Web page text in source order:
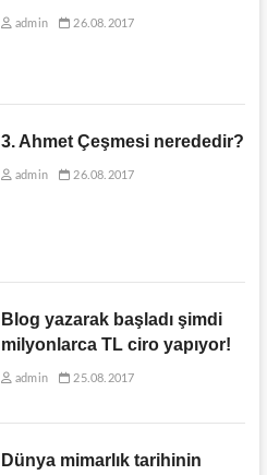
admin 26.08.2017
3. Ahmet Çeşmesi nerededir?
admin 26.08.2017
Blog yazarak başladı şimdi
milyonlarca TL ciro yapıyor!
admin 25.08.2017
Dünya mimarlık tarihinin